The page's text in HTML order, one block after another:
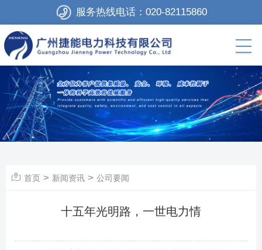
服务热线电话： 020-82115860
首页 > 新闻资讯 > 公司要闻
十五年光明路，一世电力情